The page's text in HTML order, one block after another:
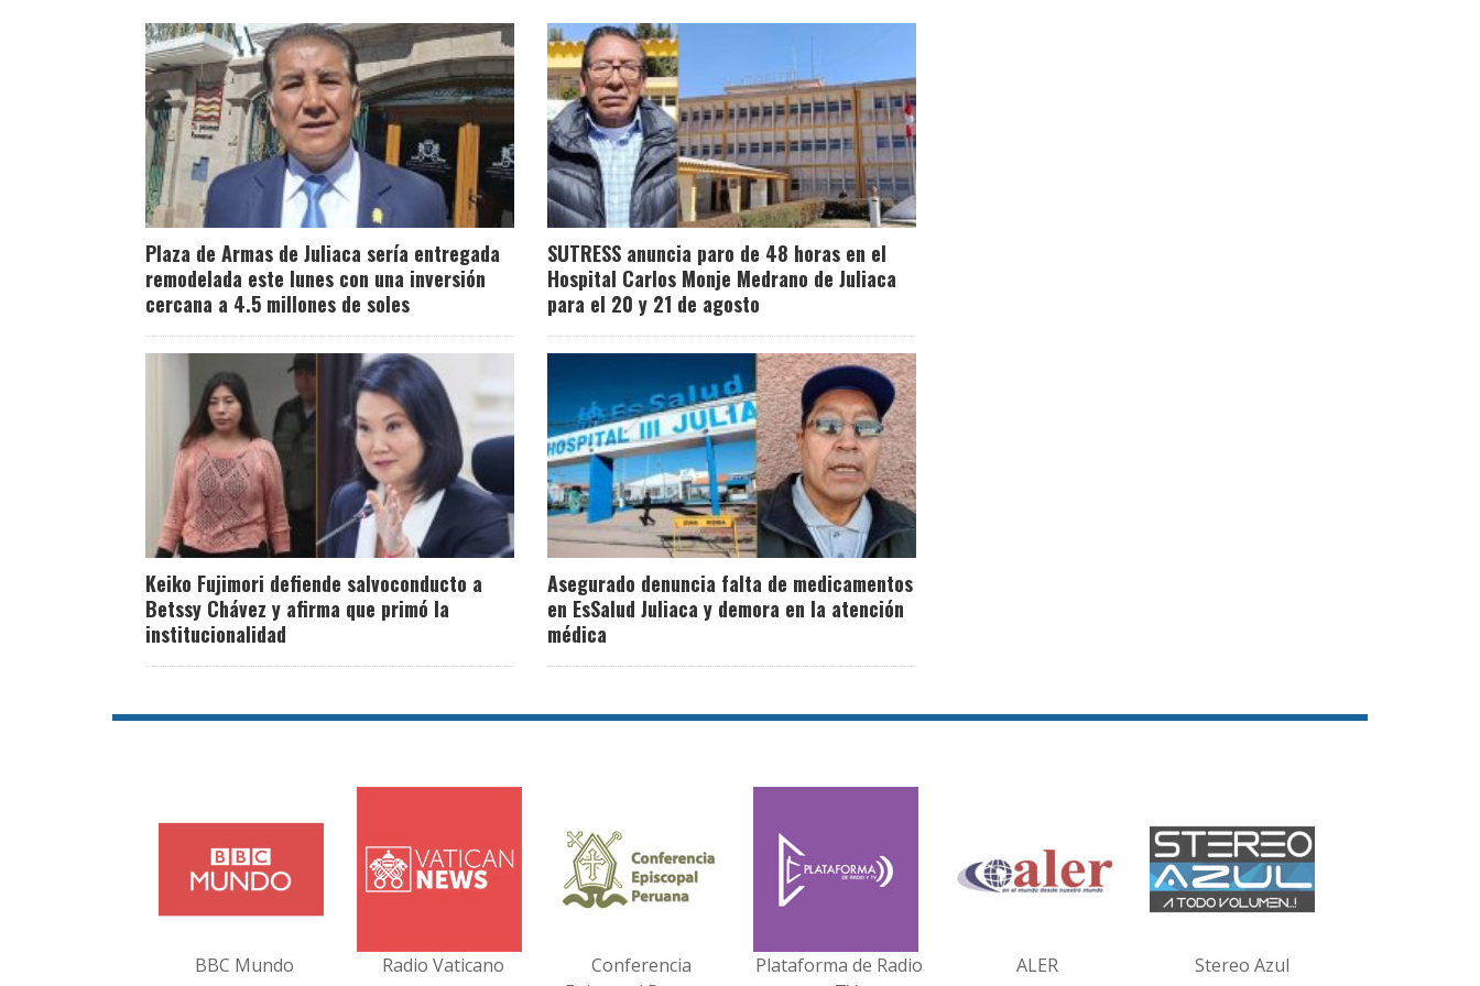
Plaza de Armas de Juliaca sería entregada
remodelada este lunes con una inversión
cercana a 4.5 millones de soles
SUTRESS anuncia paro de 48 horas en el
Hospital Carlos Monje Medrano de Juliaca
para el 20 y 21 de agosto
Keiko Fujimori defiende salvoconducto a
Betssy Chávez y afirma que primó la
institucionalidad
Asegurado denuncia falta de medicamentos
en EsSalud Juliaca y demora en la atención
médica
BBC Mundo Radio Vaticano
Conferencia
Plataforma de Radio
ALER Stereo Azul